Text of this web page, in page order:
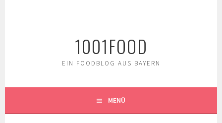
1001FOOD
EIN FOODBLOG AUS BAYERN
MENÜ